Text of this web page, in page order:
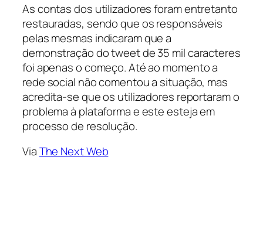
As contas dos utilizadores foram entretanto
restauradas, sendo que os responsáveis
pelas mesmas indicaram que a
demonstração do tweet de 35 mil caracteres
foi apenas o começo. Até ao momento a
rede social não comentou a situação, mas
acredita-se que os utilizadores reportaram o
problema à plataforma e este esteja em
processo de resolução.
ViaThe Next Web